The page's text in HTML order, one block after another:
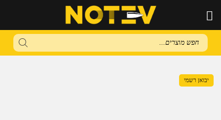
Products
search
יבואן רשמי